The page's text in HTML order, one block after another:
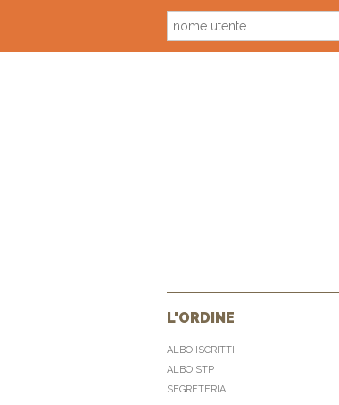
L'ORDINE
ALBO ISCRITTI
ALBO STP
SEGRETERIA